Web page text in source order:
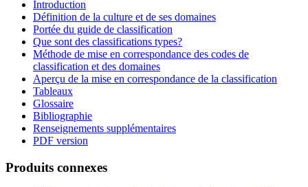
Introduction
Définition de la culture et de ses domaines
Portée du guide de classification
Que sont des classifications types?
Méthode de mise en correspondance des codes de
classification et des domaines
Aperçu de la mise en correspondance de la classification
Tableaux
Glossaire
Bibliographie
Renseignements supplémentaires
PDF version
Produits connexes